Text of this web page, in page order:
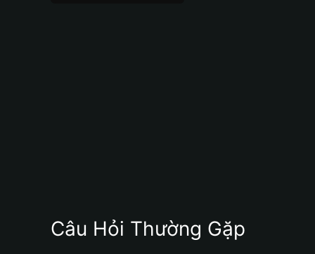
Câu Hỏi Thường Gặp